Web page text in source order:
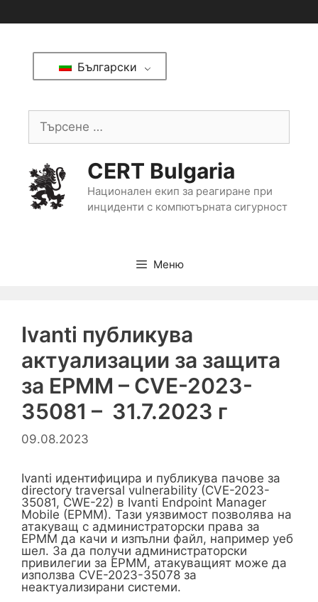
Български
CERT Bulgaria
Национален екип за реагиране при
инциденти с компютърната сигурност
Меню
Ivanti публикува
актуализации за защита
за EPMM – CVE-2023-
35081 – 31.7.2023 г
09.08.2023
Ivanti идентифицира и публикува пачове за
directory traversal vulnerability (CVE-2023-
35081, CWE-22) в Ivanti Endpoint Manager
Mobile (EPMM). Тази уязвимост позволява на
атакуващ с администраторски права за
EPMM да качи и изпълни файл, например уеб
шел. За да получи администраторски
привилегии за EPMM, атакуващият може да
използва CVE-2023-35078 за
неактуализирани системи.